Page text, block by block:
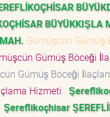
BÜYÜKKIŞLA
Gümüşcün Gümüş
Gümüş Böceği
Gümüş Böceği
Hizmeti
Şereflikoçhisar